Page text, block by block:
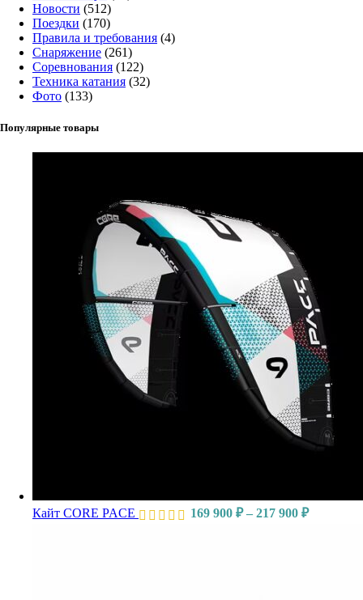
Новости (512)
Поездки (170)
Правила и требования (4)
Снаряжение (261)
Соревнования (122)
Техника катания (32)
Фото (133)
Популярные товары
Кайт CORE PACE 169 900 ₽ – 217 900 ₽